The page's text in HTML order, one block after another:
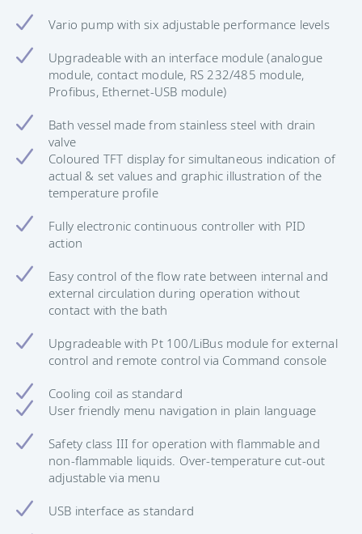
Vario pump with six adjustable performance levels
Upgradeable with an interface module (analogue
module, contact module, RS 232/485 module,
Profibus, Ethernet-USB module)
Bath vessel made from stainless steel with drain
valve
Coloured TFT display for simultaneous indication of
actual & set values and graphic illustration of the
temperature profile
Fully electronic continuous controller with PID
action
Easy control of the flow rate between internal and
external circulation during operation without
contact with the bath
Upgradeable with Pt 100/LiBus module for external
control and remote control via Command console
Cooling coil as standard
User friendly menu navigation in plain language
Safety class III for operation with flammable and
non-flammable liquids. Over-temperature cut-out
adjustable via menu
USB interface as standard